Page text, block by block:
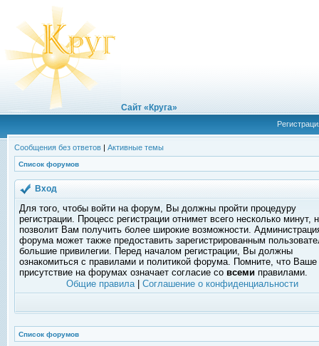
Сайт «Круга»
Сообщения без ответов | Активные темы
Список форумов
Вход
Для того, чтобы войти на форум, Вы должны пройти процедуру
регистрации. Процесс регистрации отнимет всего несколько минут,
позволит Вам получить более широкие возможности.
форума может также предоставить зарегистрированным
большие привилегии. Перед началом регистрации, Вы должны
ознакомиться с правилами и политикой форума. Помните, что Ваше
присутствие на форумах означает согласие со всеми правилами.
Общие правила| Соглашение о конфиденциальности
Список форумов